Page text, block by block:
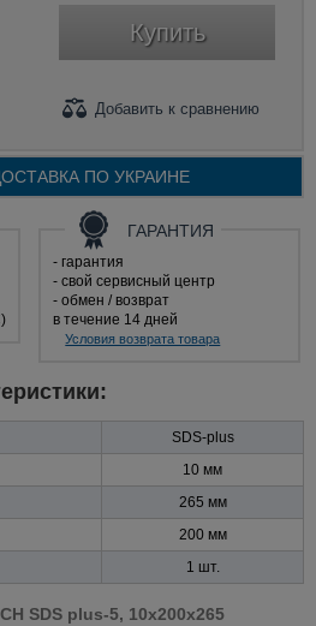
Купить
Добавить к сравнению
ПО УКРАИНЕ
ГАРАНТИЯ
- гарантия
- свой сервисный центр
- обмен / возврат
в течение 14 дней
Условия возврата товара
SDS-plus
10 мм
265 мм
200 мм
1 шт.
SDS plus-5, 10x200x265